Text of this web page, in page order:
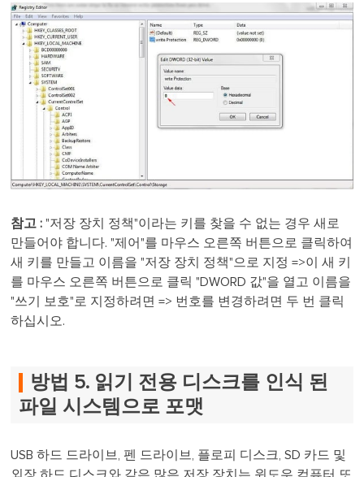
참고 :"저장 장치 정책"이라는 키를 찾을 수 없는 경우 새로
만들어야 합니다. "제어"를 마우스 오른쪽 버튼으로 클릭하여
새 키를 만들고 이름을 "저장 장치 정책"으로 지정 =>이 새 키
를 마우스 오른쪽 버튼으로 클릭 "DWORD 값"을 열고 이름을
"쓰기 보호"로 지정하려면 => 번호를 변경하려면 두 번 클릭
하십시오.
방법 5. 읽기 전용 디스크를 인식 된
파일 시스템으로 포맷
USB 하드 드라이브, 펜 드라이브, 플로피 디스크, SD 카드 및